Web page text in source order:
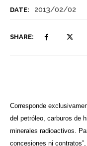
DATE: 2013/02/02
SHARE:
Corresponde
del petróleo, carburos de
minerales radioactivos.
concesiones ni